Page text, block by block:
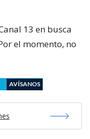
13 en busca
el momento, no
AVÍSANOS